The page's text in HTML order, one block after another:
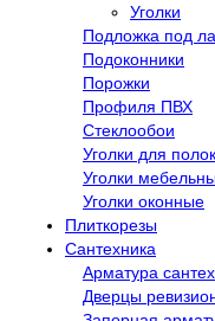
Уголки
Подложка под
Подоконники
Порожки
Профиля ПВХ
Стеклообои
Уголки для полок
Уголки
Уголки оконные
Плиткорезы
Сантехника
Арматура
Дверцы